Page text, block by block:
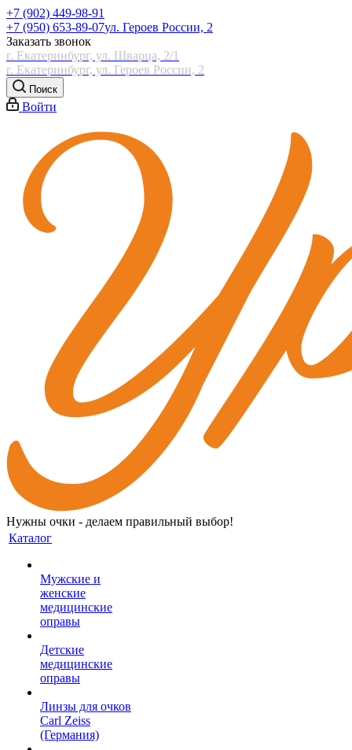
+7 (902) 449-98-91
+7 (950) 653-89-07ул. Героев России, 2
Заказать звонок
г. Екатеринбург, ул. Шварца, 2/1
г. Екатеринбург, ул. Героев России, 2
Поиск
Войти
Нужны очки - делаем правильный выбор!
Каталог
Мужские и
женские
медицинские
оправы
Детские
медицинские
оправы
Линзы для очков
Carl Zeiss
(Германия)